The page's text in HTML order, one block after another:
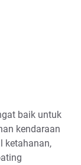
baik untuk
kendaraan
ketahanan,